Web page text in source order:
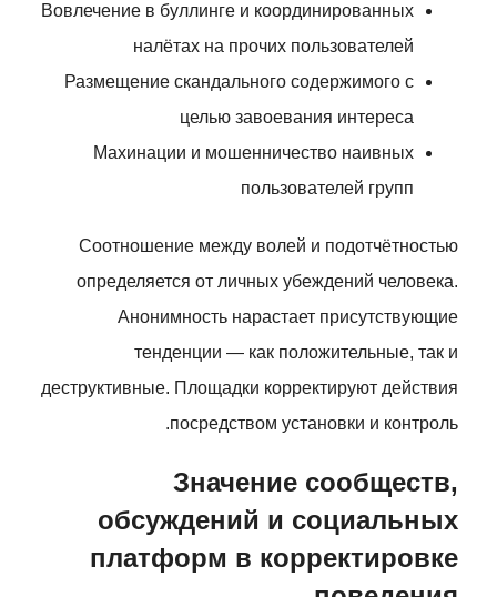
Вовлечение в буллинге и координированных
налётах на прочих пользователей
Размещение скандального содержимого с
целью завоевания интереса
Махинации и мошенничество наивных
пользователей групп
Соотношение между волей и подотчётностью
определяется от личных убеждений человека.
Анонимность нарастает присутствующие
тенденции — как положительные, так и
деструктивные. Площадки корректируют действия
посредством установки и контроль.
Значение сообществ,
обсуждений и социальных
платформ в корректировке